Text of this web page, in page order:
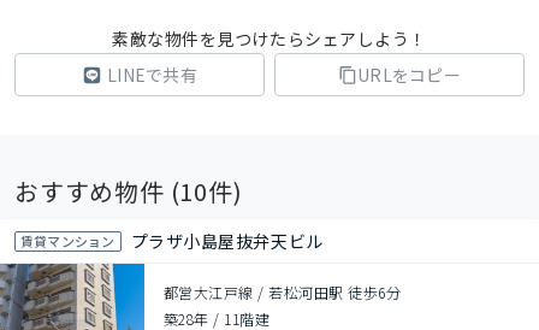
素敵な物件を見つけたらシェアしよう！
LINEで共有
URLをコピー
おすすめ物件 (10件)
賃貸マンション プラザ小島屋抜弁天ビル
都営大江戸線 / 若松河田駅 徒歩6分
築28年 / 11階建